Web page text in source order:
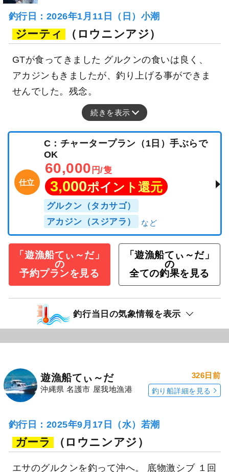
釣行日：2026年1月11日（日）小潮
ジーティ （ロウニンアジ）
GTが食ってきました グルクンの食いは良く、
アカジンもきましたが、釣り上げる事ができま
せんでした。残念。
続きを表示
仕立
C：チャータープラン（1日）手ぶらで
OK
60,000 円/隻
3,000ポイント還元
グルクン（タカサゴ）
アカジン（スジアラ）
「遊漁船てぃ～だ」
の
予約プランを見る
「遊漁船てぃ～だ」
の
全ての釣果を見る
釣行当日の気象情報を表示
遊漁船てぃ～だ
沖縄県 名護市 屋我地漁港
326日前
釣り船詳細を見る
釣行日：2025年9月17日（水）若潮
ガーラ （ロウニンアジ）
エサのグルクンを釣って沖へ。 底物激シブ １回